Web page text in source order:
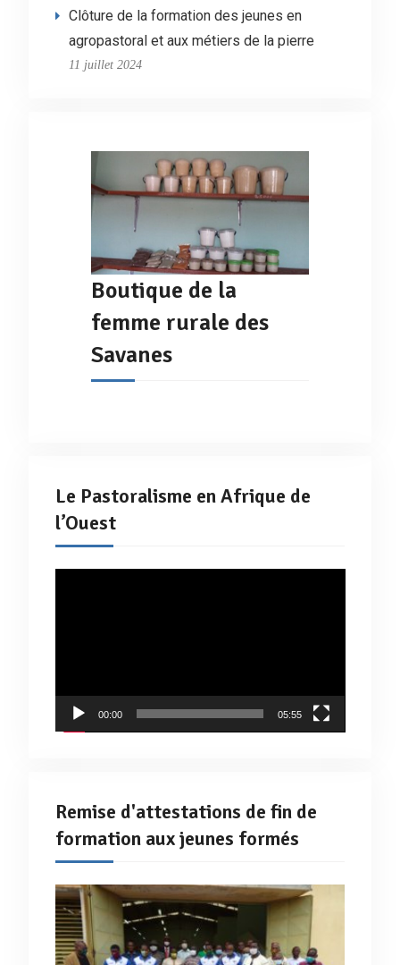
Clôture de la formation des jeunes en
agropastoral et aux métiers de la pierre
11 juillet 2024
Boutique de la
femme rurale des
Savanes
Le Pastoralisme en Afrique de
l’Ouest
00:00 05:55
Remise d'attestations de fin de
formation aux jeunes formés